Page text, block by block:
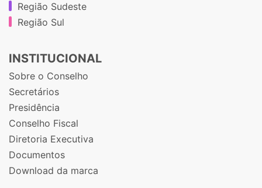
Região Sudeste
Região Sul
INSTITUCIONAL
Sobre o Conselho
Secretários
Presidência
Conselho Fiscal
Diretoria Executiva
Documentos
Download da marca